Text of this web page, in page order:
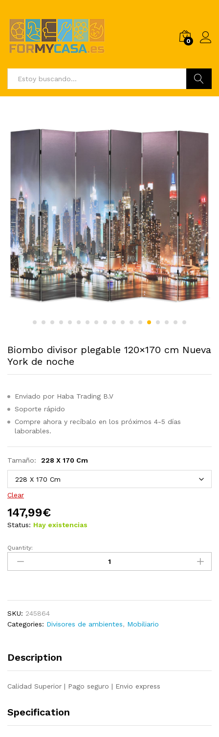
0
Biombo divisor plegable 120×170 cm Nueva
York de noche
Enviado por Haba Trading B.V
Soporte rápido
Compre ahora y recíbalo en los próximos 4-5 días
laborables.
Tamaño: 228 X 170 Cm
Clear
147,99€
Status: Hay existencias
Biombo
divisor
plegable
York
de
Quantity:
SKU: 245864
Categories: Divisores de ambientes, Mobiliario
Description
Calidad Superior | Pago seguro | Envio express
Specification